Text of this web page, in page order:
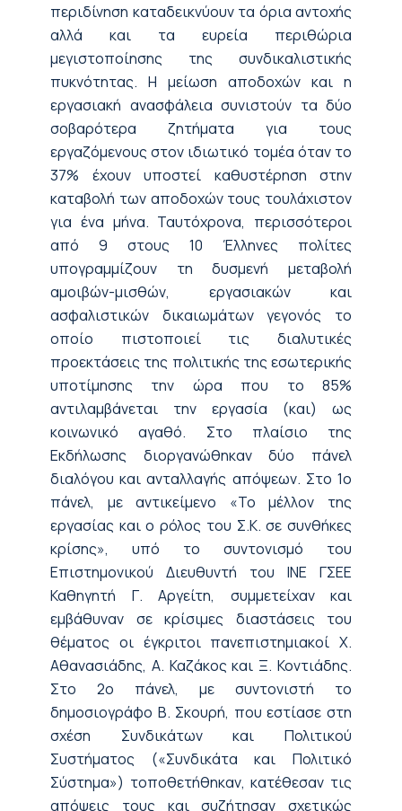
περιδίνηση καταδεικνύουν τα όρια αντοχής
αλλά και τα ευρεία περιθώρια
μεγιστοποίησης της συνδικαλιστικής
πυκνότητας. Η μείωση αποδοχών και η
εργασιακή ανασφάλεια συνιστούν τα δύο
σοβαρότερα ζητήματα για τους
εργαζόμενους στον ιδιωτικό τομέα όταν το
37% έχουν υποστεί καθυστέρηση στην
καταβολή των αποδοχών τους τουλάχιστον
για ένα μήνα. Ταυτόχρονα, περισσότεροι
από 9 στους 10 Έλληνες πολίτες
υπογραμμίζουν τη δυσμενή μεταβολή
αμοιβών-μισθών, εργασιακών και
ασφαλιστικών δικαιωμάτων γεγονός το
οποίο πιστοποιεί τις διαλυτικές
προεκτάσεις της πολιτικής της εσωτερικής
υποτίμησης την ώρα που το 85%
αντιλαμβάνεται την εργασία (και) ως
κοινωνικό αγαθό. Στο πλαίσιο της
Εκδήλωσης διοργανώθηκαν δύο πάνελ
διαλόγου και ανταλλαγής απόψεων. Στο 1ο
πάνελ, με αντικείμενο «Το μέλλον της
εργασίας και ο ρόλος του Σ.Κ. σε συνθήκες
κρίσης», υπό το συντονισμό του
Επιστημονικού Διευθυντή του ΙΝΕ ΓΣΕΕ
Καθηγητή Γ. Αργείτη, συμμετείχαν και
εμβάθυναν σε κρίσιμες διαστάσεις του
θέματος οι έγκριτοι πανεπιστημιακοί Χ.
Αθανασιάδης, Α. Καζάκος και Ξ. Κοντιάδης.
Στο 2ο πάνελ, με συντονιστή το
δημοσιογράφο Β. Σκουρή, που εστίασε στη
σχέση Συνδικάτων και Πολιτικού
Συστήματος («Συνδικάτα και Πολιτικό
Σύστημα») τοποθετήθηκαν, κατέθεσαν τις
απόψεις τους και συζήτησαν σχετικώς